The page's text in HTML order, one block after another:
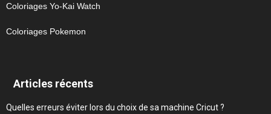
Coloriages Yo-Kai Watch
Coloriages Pokemon
Articles récents
Quelles erreurs éviter lors du choix de sa machine Cricut ?